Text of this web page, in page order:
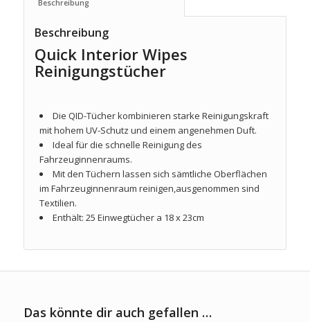
Beschreibung
Quick Interior Wipes
Reinigungstücher
Die QID-Tücher kombinieren starke Reinigungskraft
mit hohem UV-Schutz und einem angenehmen Duft.
Ideal für die schnelle Reinigung des
Fahrzeuginnenraums.
Mit den Tüchern lassen sich sämtliche Oberflächen
im Fahrzeuginnenraum reinigen,ausgenommen sind
Textilien.
Enthält: 25 Einwegtücher a 18 x 23cm
Das könnte dir auch gefallen …